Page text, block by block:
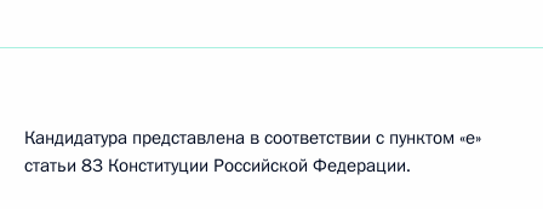
Кандидатура представлена в соответствии с пунктом «е»
статьи 83 Конституции Российской Федерации.